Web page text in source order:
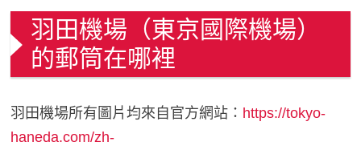
羽田機場（東京國際機場）
的郵筒在哪裡
羽田機場所有圖片均來自官方網站： https://tokyo-
haneda.com/zh-